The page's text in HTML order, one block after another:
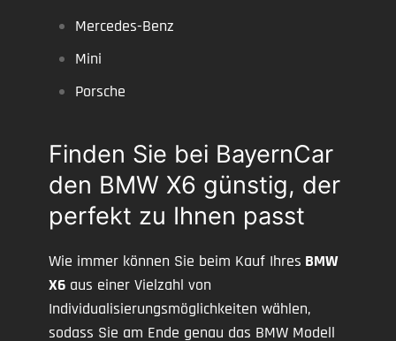
Mercedes-Benz
Mini
Porsche
Finden Sie bei BayernCar
den BMW X6 günstig, der
perfekt zu Ihnen passt
Wie immer können Sie beim Kauf Ihres BMW
X6 aus einer Vielzahl von
Individualisierungsmöglichkeiten wählen,
sodass Sie am Ende genau das BMW Modell